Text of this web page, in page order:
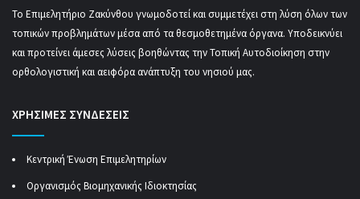
Το Επιμελητήριο Ζακύνθου γνωμοδοτεί και συμμετέχει στη λύση όλων των
τοπικών προβλημάτων μέσα από τα θεσμοθετημένα όργανα. Υποδεικνύει
και προτείνει άμεσες λύσεις βοηθώντας την Τοπική Αυτοδιοίκηση στην
ορθολογιστική και αειφόρα ανάπτυξη του νησιού μας.
ΧΡΗΣΙΜΕΣ ΣΥΝΔΕΣΕΙΣ
Κεντρική Ένωση Επιμελητηρίων
Οργανισμός Βιομηχανικής Ιδιοκτησίας